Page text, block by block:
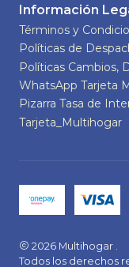
Información
Términos y
Políticas de
Políticas Cambios,
WhatsApp Tarjeta
Pizarra Tasa de
Tarjeta_Multihogar
2026 Multihogar .
Todos los derechos